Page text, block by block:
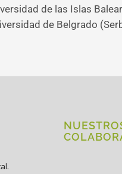
de las Islas
de Belgrado